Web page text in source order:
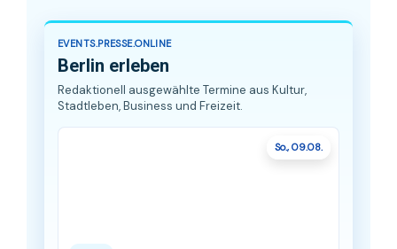
EVENTS.PRESSE.ONLINE
Berlin erleben
Redaktionell ausgewählte Termine aus Kultur,
Stadtleben, Business und Freizeit.
So., 09.08.